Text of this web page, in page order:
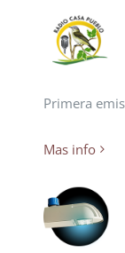
Primera
Mas info